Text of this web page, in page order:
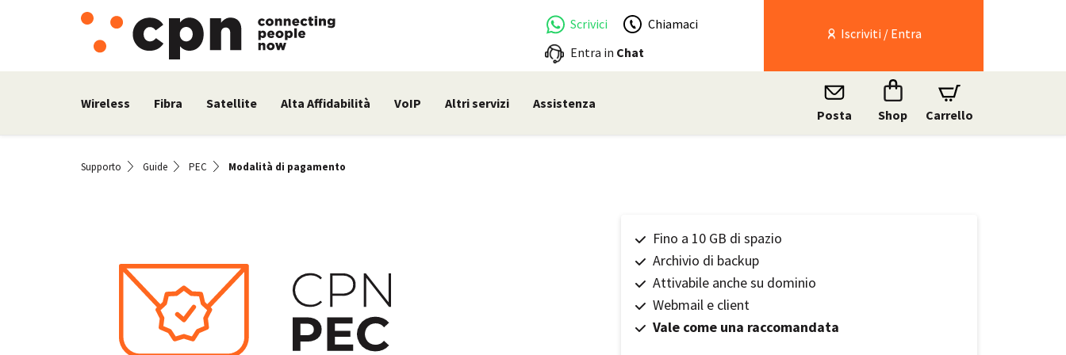
Scrivici
Chiamaci
Entra in Chat
Iscriviti / Entra
Wireless Fibra Satellite Alta Affidabilità VoIP Altri servizi Assistenza
Posta Shop Carrello
Supporto Guide PEC Modalità di pagamento
Fino a 10 GB di spazio
Archivio di backup
Attivabile anche su dominio
Webmail e client
Vale come una raccomandata